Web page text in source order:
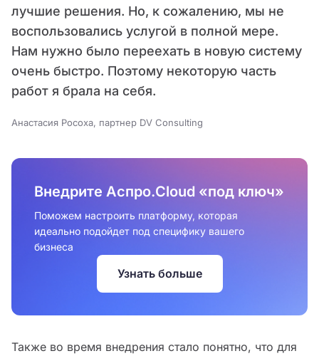
лучшие решения. Но, к сожалению, мы не
воспользовались услугой в полной мере.
Нам нужно было переехать в новую систему
очень быстро. Поэтому некоторую часть
работ я брала на себя.
Анастасия Росоха, партнер DV Consulting
Внедрите Аспро.Cloud «под ключ»
Поможем настроить платформу, которая
идеально подойдет под специфику вашего
бизнеса
Узнать больше
Также во время внедрения стало понятно, что для